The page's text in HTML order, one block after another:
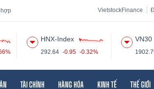
hợp VietstockFinance
HNX-Index
292.64 -0.95 -0.32%
VN30
TÀI CHÍNH HÀNG HÓA KINH TẾ THẾ GIỚI